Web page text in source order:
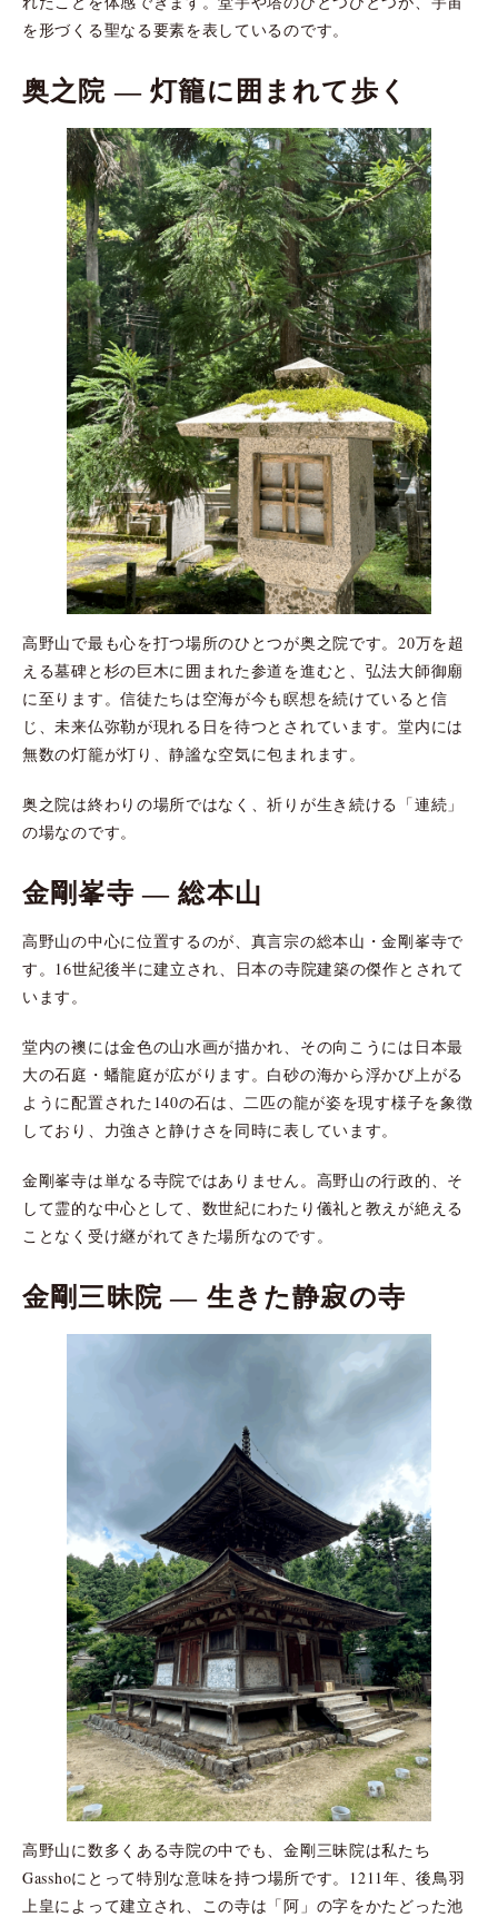
を形づくる聖なる要素を表しているのです。
奥之院 ― 灯籠に囲まれて歩く
高野山で最も心を打つ場所のひとつが奥之院です。20万を超
える墓碑と杉の巨木に囲まれた参道を進むと、弘法大師御廟
に至ります。信徒たちは空海が今も瞑想を続けていると信
じ、未来仏弥勒が現れる日を待つとされています。堂内には
無数の灯籠が灯り、静謐な空気に包まれます。
奥之院は終わりの場所ではなく、祈りが生き続ける「連続」
の場なのです。
金剛峯寺 ― 総本山
高野山の中心に位置するのが、真言宗の総本山・金剛峯寺で
す。16世紀後半に建立され、日本の寺院建築の傑作とされて
います。
堂内の襖には金色の山水画が描かれ、その向こうには日本最
大の石庭・蟠龍庭が広がります。白砂の海から浮かび上がる
ように配置された140の石は、二匹の龍が姿を現す様子を象徴
しており、力強さと静けさを同時に表しています。
金剛峯寺は単なる寺院ではありません。高野山の行政的、そ
して霊的な中心として、数世紀にわたり儀礼と教えが絶える
ことなく受け継がれてきた場所なのです。
金剛三昧院 ― 生きた静寂の寺
高野山に数多くある寺院の中でも、金剛三昧院は私たち
Gasshoにとって特別な意味を持つ場所です。1211年、後鳥羽
上皇によって建立され、この寺は「阿」の字をかたどった池